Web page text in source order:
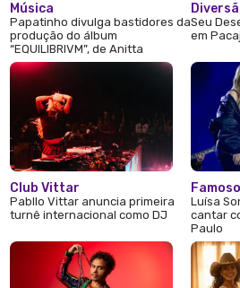
Música
Papatinho divulga bastidores da
produção do álbum
“EQUILIBRIVM”, de Anitta
Club Vittar
Pabllo Vittar anuncia primeira
turnê internacional como DJ
Seu
em
Luísa
cantar
Paulo